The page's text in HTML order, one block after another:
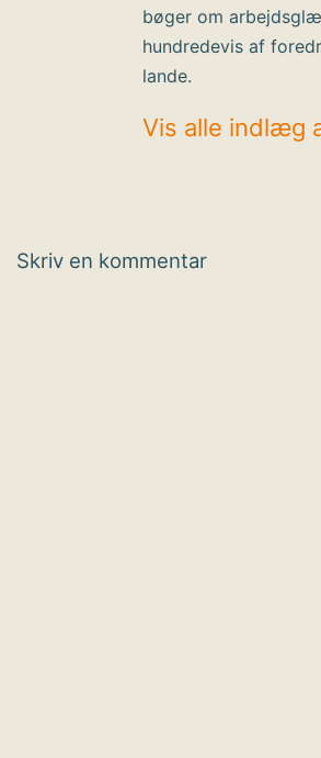
bøger om
hundredevis af
lande.
Vis alle indlæg
Skriv en kommentar